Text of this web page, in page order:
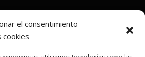
el consentimiento
cookies